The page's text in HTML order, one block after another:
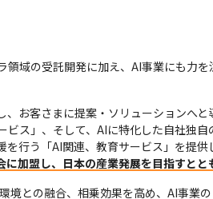
域の受託開発に加え、AI事業にも力
、お客さまに提案・ソリューションへ
ビス」、そして、AIに特化した自社独
行う「AI関連、教育サービス」を提供
に加盟し、日本の産業発展を目指すと
境との融合、相乗効果を高め、AI事業の